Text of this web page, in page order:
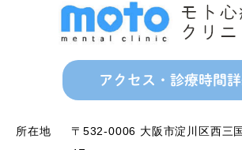
アクセス・診療時間
所在地
〒532-0006 大阪市淀川区西三